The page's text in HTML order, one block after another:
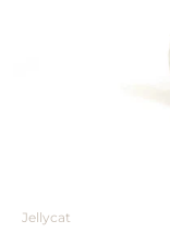
Jellycat